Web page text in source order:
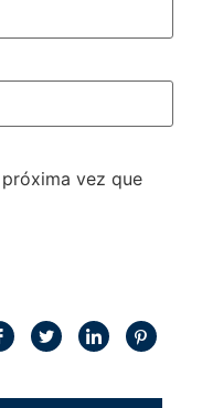
vez que